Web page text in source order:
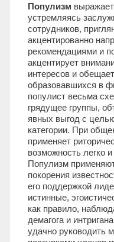
Популизм
устремляясь
сотрудников,
акцентированно
рекомендациями и
акцентирует
интересов и
образовавшихся в
популист весьма
грядущее группы,
явных выгод с
категории. При
применяет
возможность легко
Популизм
покорения
его поддержкой
истинные,
как правило,
демагога и
удачно руководить